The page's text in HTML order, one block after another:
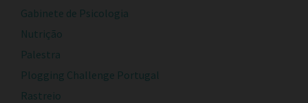
Gabinete de Psicologia
Nutrição
Palestra
Plogging Challenge Portugal
Rastreio